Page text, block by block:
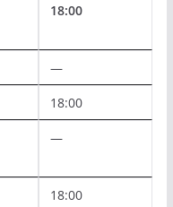
18:00
—
18:00
—
18:00